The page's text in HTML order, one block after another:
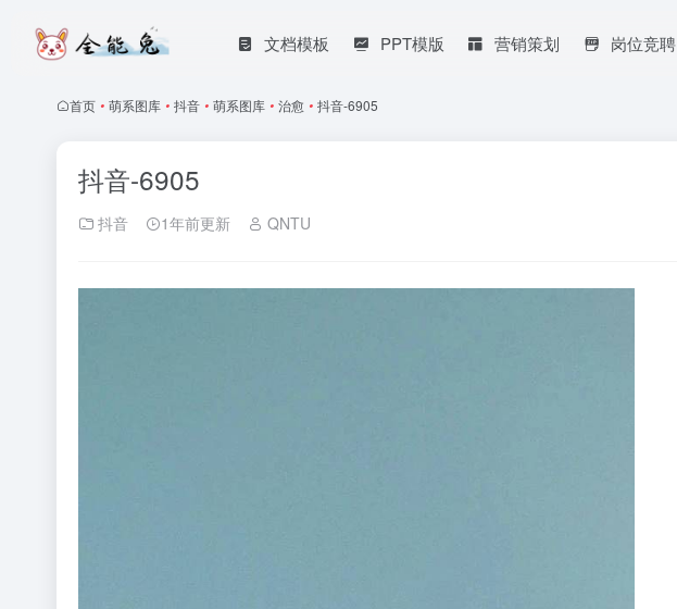
文档模板 PPT模版 营销策划 岗位竞聘
首页 • 萌系图库 • 抖音 • 萌系图库 • 治愈 • 抖音-6905
抖音-6905
抖音 1年前更新 QNTU